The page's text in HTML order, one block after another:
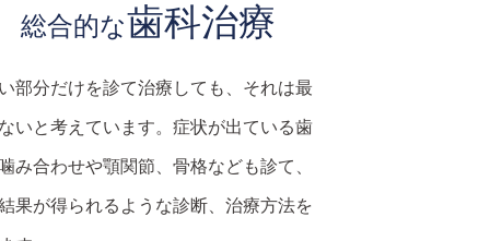
総合的な歯科治療
部分だけを診て治療しても、それは最
いと考えています。症状が出ている歯
み合わせや顎関節、骨格なども診て、
果が得られるような診断、治療方法を